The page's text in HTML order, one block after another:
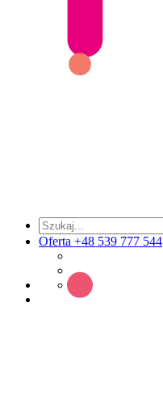
Oferta +48 539 777 544